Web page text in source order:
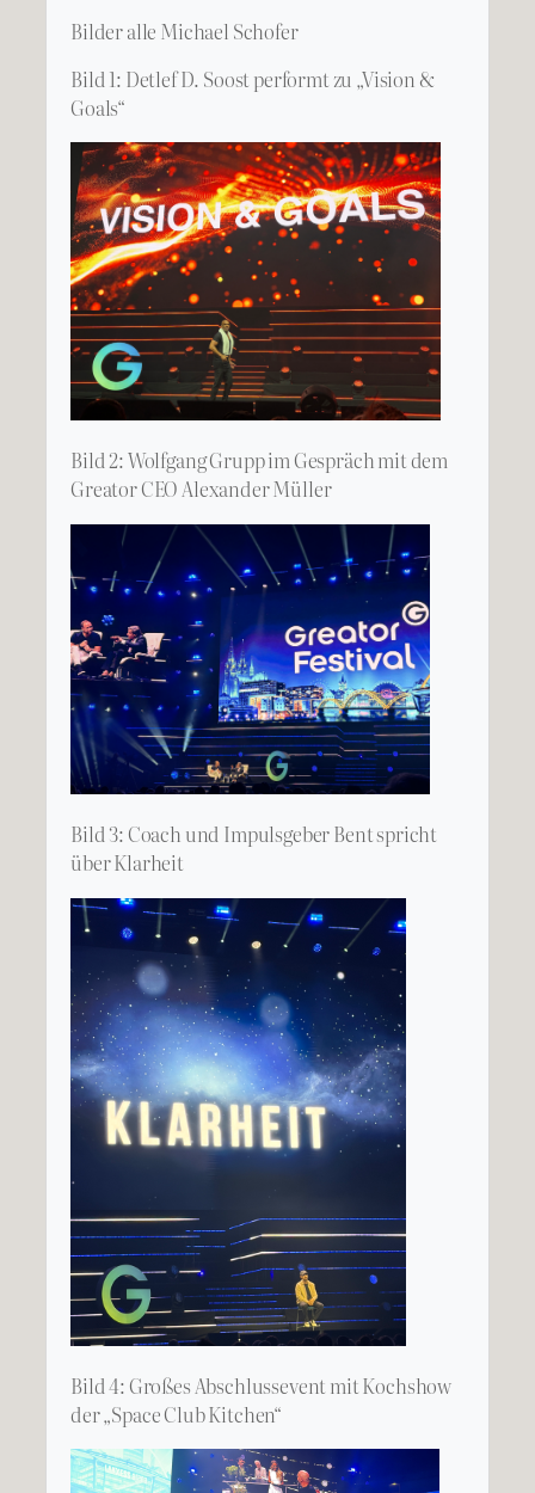
Bilder alle Michael Schofer
Bild 1: Detlef D. Soost performt zu „Vision &
Goals“
Bild 2: Wolfgang Grupp im Gespräch mit dem
Greator CEO Alexander Müller
Bild 3: Coach und Impulsgeber Bent spricht
über Klarheit
Bild 4: Großes Abschlussevent mit Kochshow
der „Space Club Kitchen“